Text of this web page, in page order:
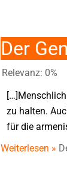
Der
Relevanz: 0%
zu halten.
für die
Weiterlesen »